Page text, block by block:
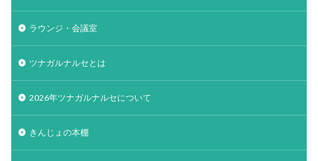
ラウンジ・会議室
ツナガルナルセとは
2026年ツナガルナルセについて
きんじょの本棚